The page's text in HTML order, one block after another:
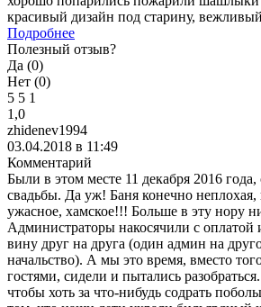
красивый дизайн под старину,
Подробнее
Полезный отзыв?
Да (0)
Нет (0)
5 5 1
1,0
zhidenev1994
03.04.2018 в 11:49
Комментарий
Были в этом месте 11 декабря 2016
свадьбы. Да уж! Баня конечно
ужасное, хамское!!! Больше в эту нору
Администраторы накосячили с оплатой
вину друг на друга (один админ на
начальство). А мы это время, вместо
гостями, сидели и пытались
чтобы хоть за что-нибудь содрать